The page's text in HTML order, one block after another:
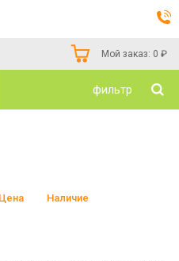
Мой заказ: 0 ₽
фильтр
Цена Наличие